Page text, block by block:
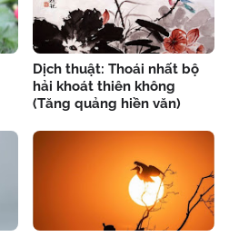
Dịch thuật: Thoái nhất bộ
hải khoát thiên không
(Tăng quảng hiền văn)